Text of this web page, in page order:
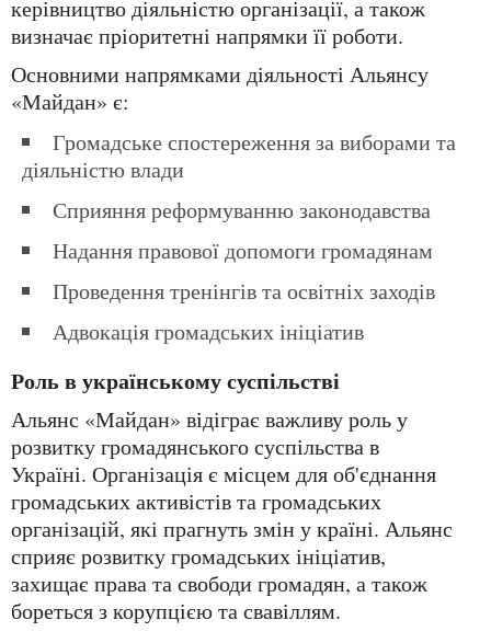
керівництво діяльністю організації, а також
визначає пріоритетні напрямки її роботи.
Основними напрямками діяльності Альянсу
«Майдан» є:
Громадське спостереження за виборами та
діяльністю влади
Сприяння реформуванню законодавства
Надання правової допомоги громадянам
Проведення тренінгів та освітніх заходів
Адвокація громадських ініціатив
Роль в українському суспільстві
Альянс «Майдан» відіграє важливу роль у
розвитку громадянського суспільства в
Україні. Організація є місцем для об'єднання
громадських активістів та громадських
організацій, які прагнуть змін у країні. Альянс
сприяє розвитку громадських ініціатив,
захищає права та свободи громадян, а також
бореться з корупцією та свавіллям.